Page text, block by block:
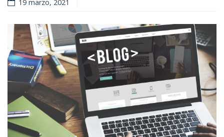
19 marzo, 2021